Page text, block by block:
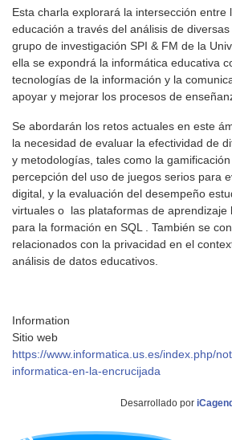
Esta charla explorará la intersección entre
educación a través del análisis de
grupo de investigación SPI & FM de la
ella se expondrá la informática educativa
tecnologías de la información y la
apoyar y mejorar los procesos de
Se abordarán los retos actuales en este
la necesidad de evaluar la efectividad de
y metodologías, tales como la
percepción del uso de juegos serios para
digital, y la evaluación del desempeño
virtuales o las plataformas de aprendizaje
para la formación en SQL . También se
relacionados con la privacidad en el
análisis de datos educativos.
Information
Sitio web
https://www.informatica.us.es/index.php/
informatica-en-la-encrucijada
Desarrollado por